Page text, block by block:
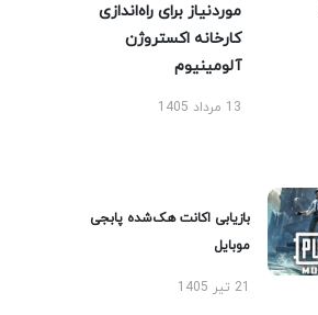
موردنیاز برای راه‌اندازی
کارخانه اکستروژن
آلومینیوم
13 مرداد 1405
بازیابی اکانت هک‌شده پابجی
موبایل
21 تیر 1405